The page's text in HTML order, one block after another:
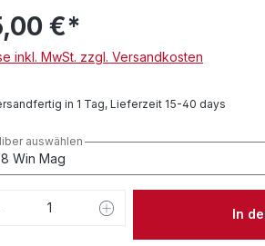
€*
inkl. MwSt. zzgl. Versandkosten
in 1 Tag, Lieferzeit 15-40 days
auswählen
Anzahl: Gib denIn